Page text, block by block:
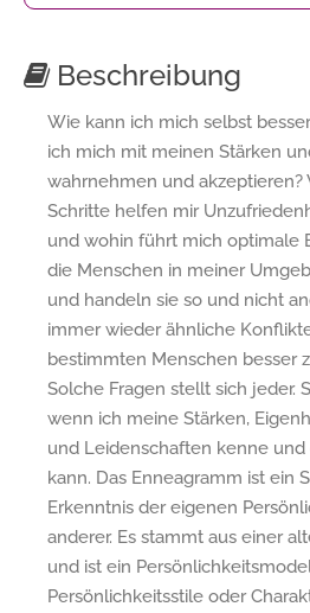
Beschreibung
Wie kann ich mich selbst
ich mich mit meinen Stärken
wahrnehmen und
Schritte helfen mir
und wohin führt mich optimale
die Menschen in meiner
und handeln sie so und nicht
immer wieder ähnliche
bestimmten Menschen besser
Solche Fragen stellt sich jeder.
wenn ich meine Stärken,
und Leidenschaften kenne
kann. Das Enneagramm ist ein
Erkenntnis der eigenen
anderer. Es stammt aus einer
und ist ein
Persönlichkeitsstile oder